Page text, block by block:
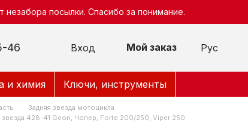
посылки. Спасибо за понимание.
46 Вход Мой заказ Рус
и химия Ключи, инструменты
Задняя звезда мотоцикла
звезда 428-41 Geon, Чопер, Forte 200/250, Viper 250